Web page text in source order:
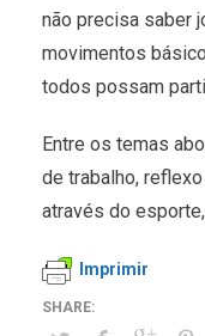
não precisa saber
movimentos
todos possam
Entre os temas
de trabalho,
através do
Imprimir